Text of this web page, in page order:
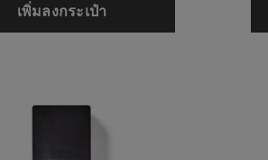
เพิ่มลงกระเป๋า